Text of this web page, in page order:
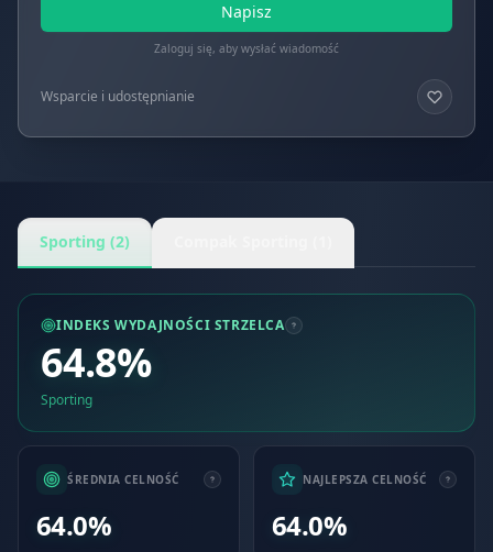
Napisz
Zaloguj się, aby wysłać wiadomość
Wsparcie i udostępnianie
Sporting (2)
INDEKS WYDAJNOŚCI STRZELCA
64.8%
Sporting
ŚREDNIA CELNOŚĆ
64.0%
NAJLEPSZA CELNOŚĆ
64.0%